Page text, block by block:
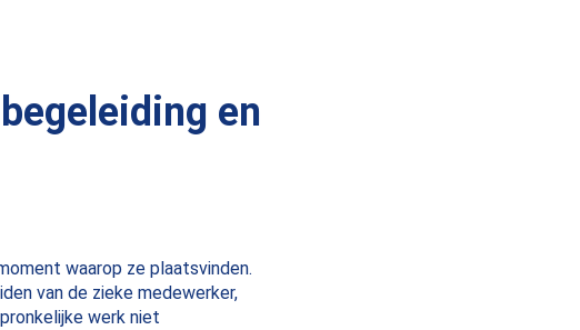
en
waarop ze plaatsvinden.
van de zieke medewerker,
werk niet